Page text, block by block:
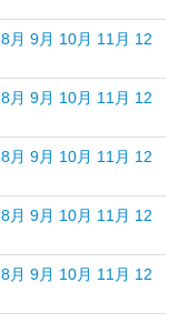
8月 9月 10月 11月 12
8月 9月 10月 11月 12
8月 9月 10月 11月 12
8月 9月 10月 11月 12
8月 9月 10月 11月 12